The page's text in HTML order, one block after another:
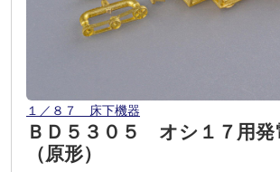
１／８７ 床下機器
ＢＤ５３０５ オシ１７用発
（原形）